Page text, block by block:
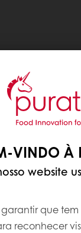
VINDO À
website
que
reconhecer